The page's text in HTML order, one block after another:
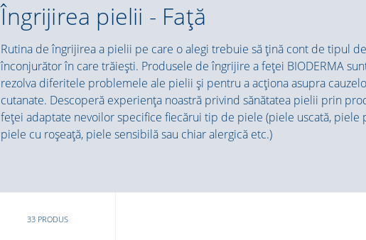
Îngrijirea pielii - Față
Rutina de îngrijirea a pielii pe care o alegi trebuie să țină cont de tipul
înconjurător în care trăiești. Produsele de îngrijire a feței BIODERMA
rezolva diferitele problemele ale pielii și pentru a acționa asupra
cutanate. Descoperă experiența noastră privind sănătatea pielii prin
feței adaptate nevoilor specifice fiecărui tip de piele (piele uscată, piele
piele cu roșeață, piele sensibilă sau chiar alergică etc.)
33 PRODUS